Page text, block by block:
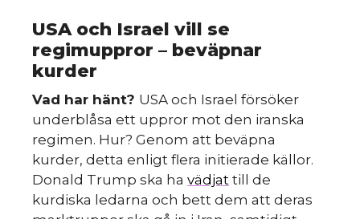
USA och Israel vill se
regimuppror – beväpnar
kurder
Vad har hänt? USA och Israel försöker
underblåsa ett uppror mot den iranska
regimen. Hur? Genom att beväpna
kurder, detta enligt flera initierade källor.
Donald Trump ska ha vädjat till de
kurdiska ledarna och bett dem att deras